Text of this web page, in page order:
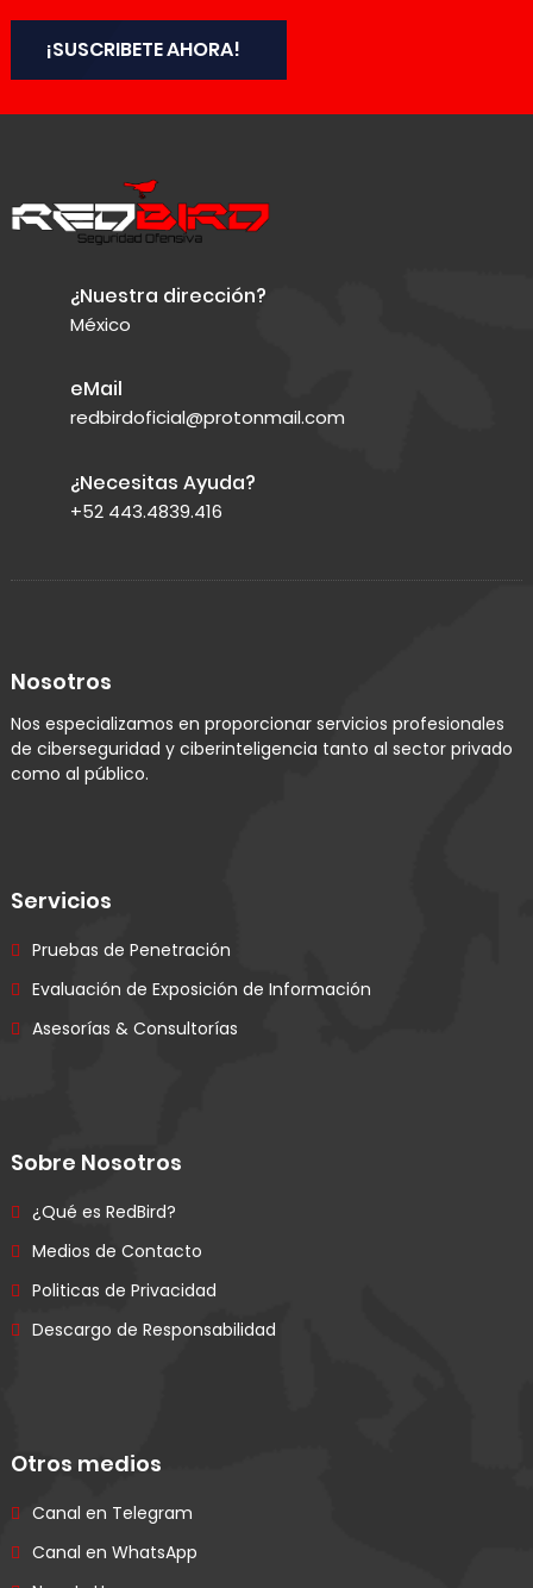
¡SUSCRIBETE AHORA!
¿Nuestra dirección?
México
eMail
redbirdoficial@protonmail.com
¿Necesitas Ayuda?
+52 443.4839.416
Nosotros
Nos especializamos en proporcionar servicios profesionales
de ciberseguridad y ciberinteligencia tanto al sector privado
como al público.
Servicios
Pruebas de Penetración
Evaluación de Exposición de Información
Asesorías & Consultorías
Sobre Nosotros
¿Qué es RedBird?
Medios de Contacto
Politicas de Privacidad
Descargo de Responsabilidad
Otros medios
Canal en Telegram
Canal en WhatsApp